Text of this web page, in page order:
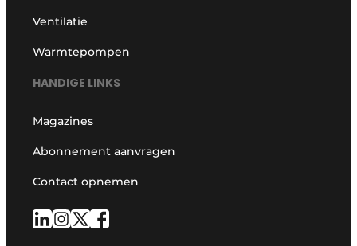
Ventilatie
Warmtepompen
HANDIGE LINKS
Magazines
Abonnement aanvragen
Contact opnemen